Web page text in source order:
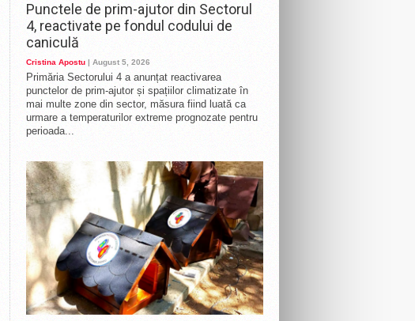
Punctele de prim-ajutor din Sectorul
4, reactivate pe fondul codului de
caniculă
Cristina Apostu | August 5, 2026
Primăria Sectorului 4 a anunțat reactivarea
punctelor de prim-ajutor și spațiilor climatizate în
mai multe zone din sector, măsura fiind luată ca
urmare a temperaturilor extreme prognozate pentru
perioada...